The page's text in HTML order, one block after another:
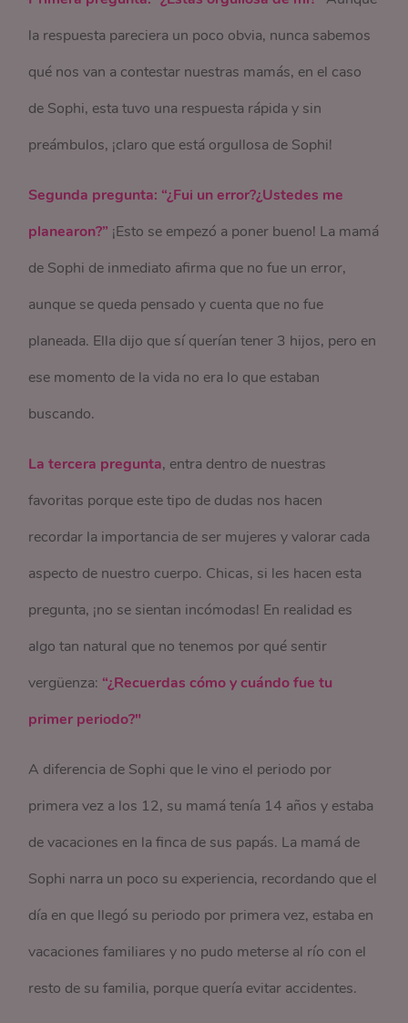
la respuesta pareciera un poco obvia, nunca sabemos
qué nos van a contestar nuestras mamás, en el caso
de Sophi, esta tuvo una respuesta rápida y sin
preámbulos, ¡claro que está orgullosa de Sophi!
Segunda pregunta: “¿Fui un error?¿Ustedes me
planearon?” ¡Esto se empezó a poner bueno! La mamá
de Sophi de inmediato afirma que no fue un error,
aunque se queda pensado y cuenta que no fue
planeada. Ella dijo que sí querían tener 3 hijos, pero en
ese momento de la vida no era lo que estaban
buscando.
La tercera pregunta, entra dentro de nuestras
favoritas porque este tipo de dudas nos hacen
recordar la importancia de ser mujeres y valorar cada
aspecto de nuestro cuerpo. Chicas, si les hacen esta
pregunta, ¡no se sientan incómodas! En realidad es
algo tan natural que no tenemos por qué sentir
vergüenza: “¿Recuerdas cómo y cuándo fue tu
primer periodo?"
A diferencia de Sophi que le vino el periodo por
primera vez a los 12, su mamá tenía 14 años y estaba
de vacaciones en la finca de sus papás. La mamá de
Sophi narra un poco su experiencia, recordando que el
día en que llegó su periodo por primera vez, estaba en
vacaciones familiares y no pudo meterse al río con el
resto de su familia, porque quería evitar accidentes.